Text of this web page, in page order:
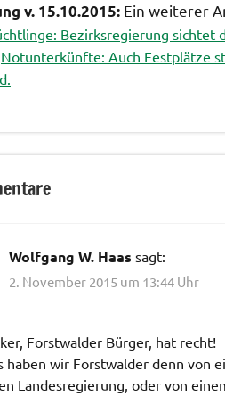
v. 15.10.2015: Ein weiterer
Bezirksregierung sichtet
Notunterkünfte: Auch Festplätze
Text:
Wolfgang W. Haas sagt:
2. November 2015 um 13:44 Uhr
Forstwalder Bürger, hat recht!
haben wir Forstwalder denn von
Landesregierung, oder von